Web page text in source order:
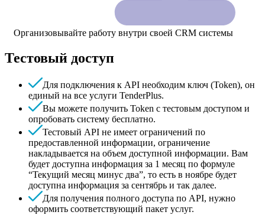
Организовывайте работу внутри своей CRM системы
Тестовый доступ
Для подключения к API необходим ключ (Token), он
единый на все услуги TenderPlus.
Вы можете получить Token с тестовым доступом и
опробовать систему бесплатно.
Тестовый API не имеет ограничений по
предоставленной информации, ограничение
накладывается на объем доступной информации. Вам
будет доступна информация за 1 месяц по формуле
“Текущий месяц минус два”, то есть в ноябре будет
доступна информация за сентябрь и так далее.
Для получения полного доступа по API, нужно
оформить соответствующий пакет услуг.